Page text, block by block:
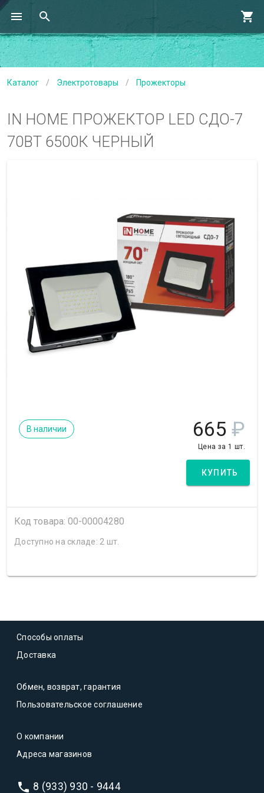
Каталог / Электротовары / Прожекторы
IN HOME ПРОЖЕКТОР LED СДО-7
70ВТ 6500К ЧЕРНЫЙ
В наличии 665 ₽
Цена за 1 шт.
КУПИТЬ
Код товара: 00-00004280
Доступно на складе: 2 шт.
Способы оплаты
Доставка
Обмен, возврат, гарантия
Пользовательское соглашение
О компании
Адреса магазинов
8 (933) 930 - 9444